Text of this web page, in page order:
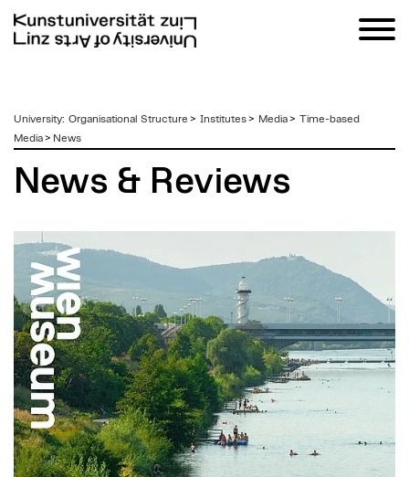
zum
Inhalt
University: Organisational Structure > Institutes> Media> Time-based
Media> News
News & Reviews